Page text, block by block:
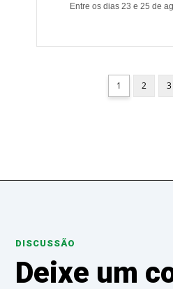
Entre os dias 23 e 25 de
1 2 3
DISCUSSÃO
Deixe um